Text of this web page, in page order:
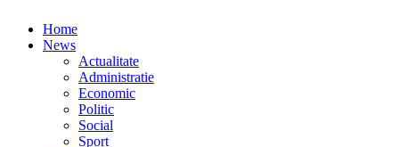
Home
News
Actualitate
Administratie
Economic
Politic
Social
Sport